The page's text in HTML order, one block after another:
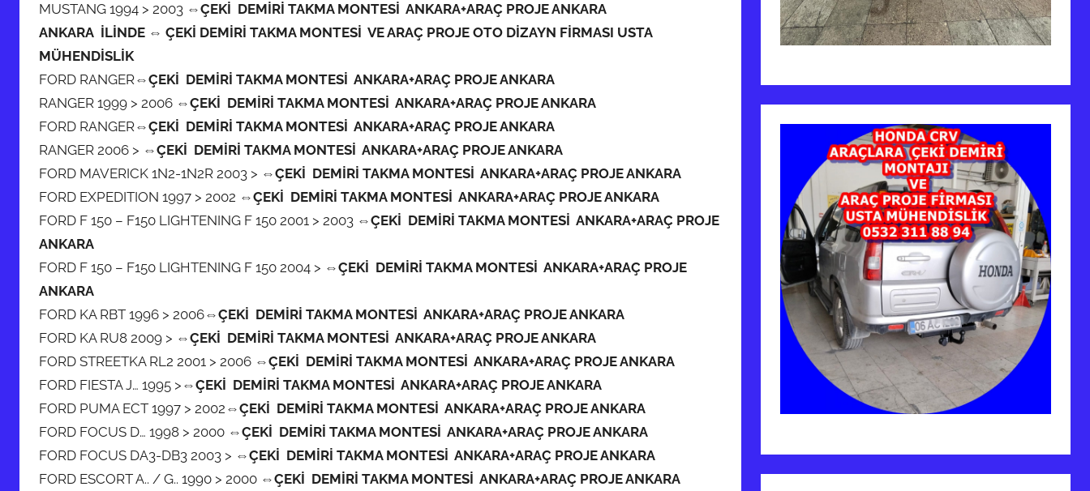
MUSTANG 1994 > 2003 ⇔ÇEKİ DEMİRİ TAKMA MONTESİ ANKARA+ARAÇ PROJE ANKARA
ANKARA İLİNDE ⇔ ÇEKİ DEMİRİ TAKMA MONTESİ VE ARAÇ PROJE OTO DİZAYN FİRMASI USTA
MÜHENDİSLİK
FORD RANGER⇔ÇEKİ DEMİRİ TAKMA MONTESİ ANKARA+ARAÇ PROJE ANKARA
RANGER 1999 > 2006 ⇔ÇEKİ DEMİRİ TAKMA MONTESİ ANKARA+ARAÇ PROJE ANKARA
FORD RANGER⇔ÇEKİ DEMİRİ TAKMA MONTESİ ANKARA+ARAÇ PROJE ANKARA
RANGER 2006 > ⇔ÇEKİ DEMİRİ TAKMA MONTESİ ANKARA+ARAÇ PROJE ANKARA
FORD MAVERICK 1N2-1N2R 2003 > ⇔ÇEKİ DEMİRİ TAKMA MONTESİ ANKARA+ARAÇ PROJE ANKARA
FORD EXPEDITION 1997 > 2002 ⇔ÇEKİ DEMİRİ TAKMA MONTESİ ANKARA+ARAÇ PROJE ANKARA
FORD F 150 – F150 LIGHTENING F 150 2001 > 2003 ⇔ÇEKİ DEMİRİ TAKMA MONTESİ ANKARA+ARAÇ PROJE
ANKARA
FORD F 150 – F150 LIGHTENING F 150 2004 > ⇔ÇEKİ DEMİRİ TAKMA MONTESİ ANKARA+ARAÇ PROJE
ANKARA
FORD KA RBT 1996 > 2006⇔ÇEKİ DEMİRİ TAKMA MONTESİ ANKARA+ARAÇ PROJE ANKARA
FORD KA RU8 2009 > ⇔ÇEKİ DEMİRİ TAKMA MONTESİ ANKARA+ARAÇ PROJE ANKARA
FORD STREETKA RL2 2001 > 2006 ⇔ÇEKİ DEMİRİ TAKMA MONTESİ ANKARA+ARAÇ PROJE ANKARA
FORD FIESTA J… 1995 > ⇔ÇEKİ DEMİRİ TAKMA MONTESİ ANKARA+ARAÇ PROJE ANKARA
FORD PUMA ECT 1997 > 2002 ⇔ÇEKİ DEMİRİ TAKMA MONTESİ ANKARA+ARAÇ PROJE ANKARA
FORD FOCUS D… 1998 > 2000 ⇔ÇEKİ DEMİRİ TAKMA MONTESİ ANKARA+ARAÇ PROJE ANKARA
FORD FOCUS DA3-DB3 2003 > ⇔ÇEKİ DEMİRİ TAKMA MONTESİ ANKARA+ARAÇ PROJE ANKARA
FORD ESCORT A.. / G.. 1990 > 2000 ⇔ÇEKİ DEMİRİ TAKMA MONTESİ ANKARA+ARAÇ PROJE ANKARA